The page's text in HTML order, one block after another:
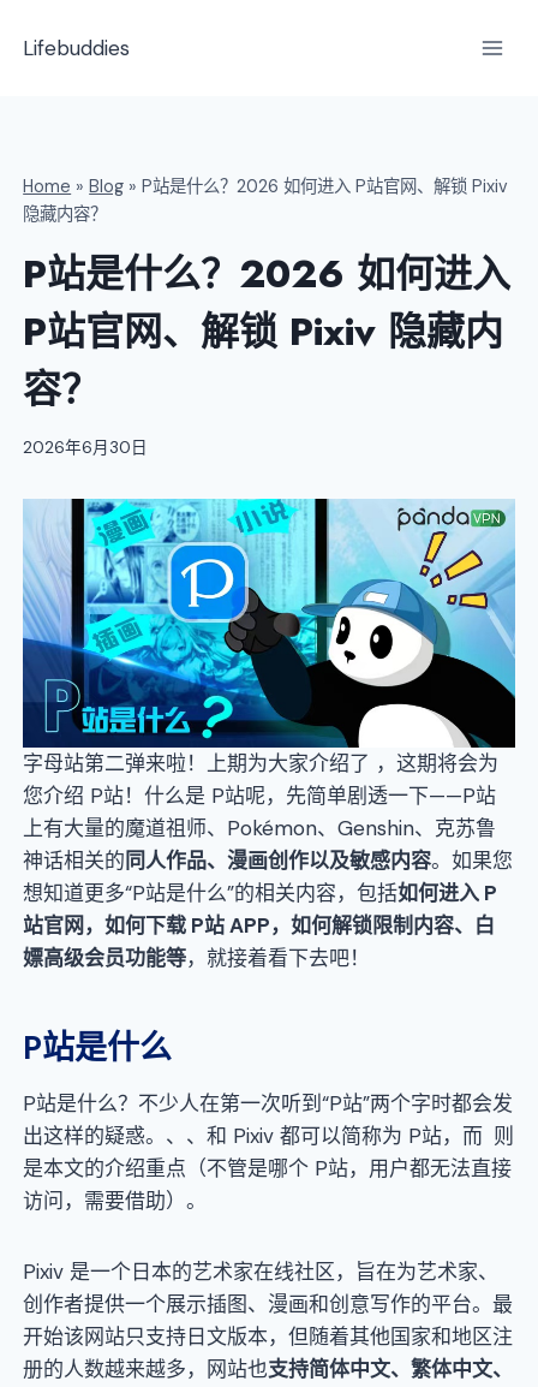
Lifebuddies
Home »Blog »P站是什么？2026 如何进入 P站官网、解锁 Pixiv
隐藏内容？
P站是什么？2026 如何进入
P站官网、解锁 Pixiv 隐藏内
容？
2026年6月30日
字母站第二弹来啦！上期为大家介绍了 ，这期将会为
您介绍 P站！什么是 P站呢，先简单剧透一下——P站
上有大量的魔道祖师、Pokémon、Genshin、克苏鲁
神话相关的同人作品、漫画创作以及敏感内容。如果您
想知道更多“P站是什么”的相关内容，包括如何进入 P
站官网 ，如何下载 P站APP，如何解锁限制内容、白
嫖高级会员功能等，就接着看下去吧！
P站是什么
P站是什么？不少人在第一次听到“P站”两个字时都会发
出这样的疑惑。、、和 Pixiv 都可以简称为 P站，而 则
是本文的介绍重点（不管是哪个 P站，用户都无法直接
访问，需要借助）。
Pixiv 是一个日本的艺术家在线社区，旨在为艺术家、
创作者提供一个展示插图、漫画和创意写作的平台。最
开始该网站只支持日文版本，但随着其他国家和地区注
册的人数越来越多，网站也支持简体中文、繁体中文、